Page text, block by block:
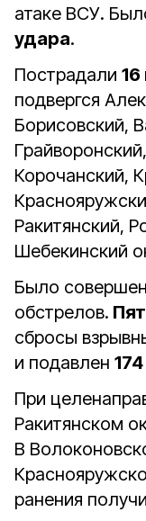
атаке ВСУ.
удара.
Пострадали
подвергся
Борисовский,
Корочанский,
Ракитянский,
Шебекинский
Было
обстрелов.
сбросы
и подавлен
При
Ракитянском
В
ранения